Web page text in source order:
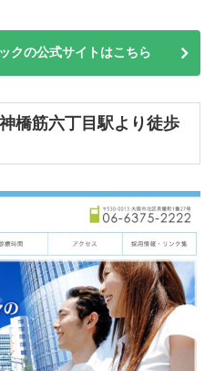
クの公式サイトはこちら
橋筋六丁目駅より徒歩